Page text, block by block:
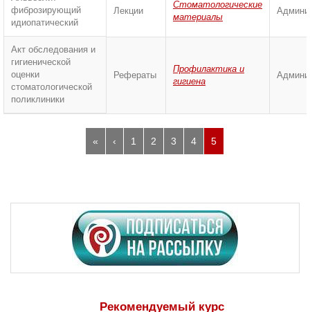
фиброзирующий
идиопатический
Лекции
Стоматологические
материалы
Акт обследования и
гигиенической
оценки
стоматологической
поликлиники
Рефераты
Профилактика и
гигиена
« ‹ 1 2 3 4 5
Рекомендуемый курс